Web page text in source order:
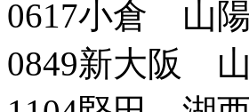
0617小倉 山
0849新大阪